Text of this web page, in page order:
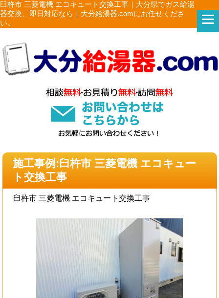
臼杵市 三菱電機 エコキュート交換工事｜大分県でガス給湯
器交換、即日対応なら｜大分給湯器.comにお任せくださ
い。
施工事例:臼杵市 三菱電機 エコキュー
ト交換工事
臼杵市 三菱電機 エコキュート交換工事